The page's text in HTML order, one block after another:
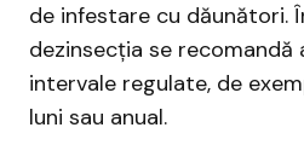
de infestare cu dăunători.
dezinsecția se
intervale regulate, de
luni sau anual.